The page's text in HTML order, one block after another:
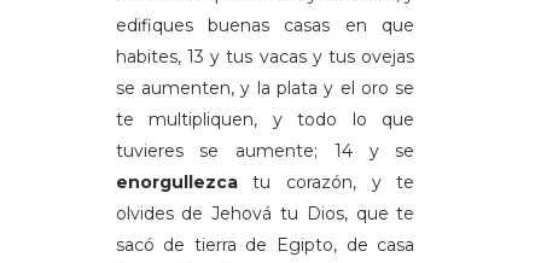
edifiques buenas casas en que
habites, 13 y tus vacas y tus ovejas
se aumenten, y la plata y el oro se
te multipliquen, y todo lo que
tuvieres se aumente; 14 y se
enorgullezcatu corazón, y te
olvides de Jehová tu Dios, que te
sacó de tierra de Egipto, de casa